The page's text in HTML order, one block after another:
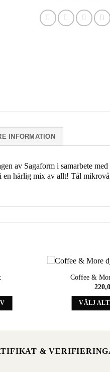
INFORMATION
av Sagaform i samarbete
en härlig mix av allt! Tål
Coffee &
VÄLJ
&